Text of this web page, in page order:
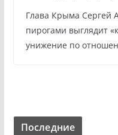
Глава Крыма Сергей
пирогами выглядит
унижение по
Последние